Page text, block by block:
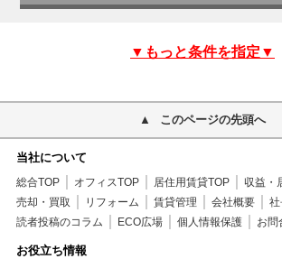
▼もっと条件を指定▼
このページの先頭へ
当社について
総合TOP オフィスTOP 居住用賃貸TOP
収益・
売却・買取
リフォーム 賃貸管理 会社概要
社
読者投稿のコラム
ECO広場 個人情報保護 お問
お役立ち情報